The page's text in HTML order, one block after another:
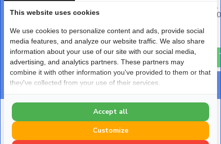
Thermostaat THB-03
Deliverytime
€ 59,-
Verwarmingspaneel
Serie Wit 59x59cm
Deliverytime
€ 179,-
Deze heb je eerder bekeken
This website uses cookies
We use cookies to personalize content and ads, provide social
media features, and analyze our website traffic. We also share
information about your use of our site with our social media,
advertising, and analytics partners. These partners may
combine it with other information you've provided to them or that
they've collected from your use of their services.
Customize
Accept all